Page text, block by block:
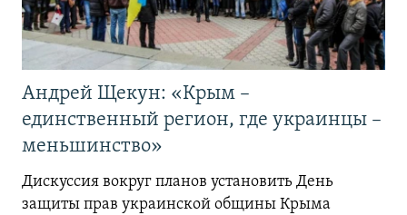
Андрей Щекун: «Крым –
единственный регион, где украинцы –
меньшинство»
Дискуссия вокруг планов установить День
защиты прав украинской общины Крыма